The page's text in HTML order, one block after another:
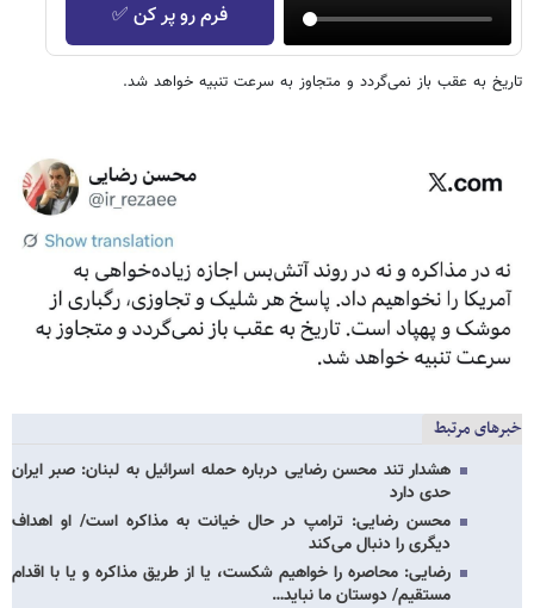
فرم رو پر کن ✅
تاریخ به عقب باز نمی‌گردد و متجاوز به سرعت تنبیه خواهد شد.
خبرهای مرتبط
هشدار تند محسن رضایی درباره حمله اسرائیل به لبنان: صبر ایران
حدی دارد
محسن رضایی: ترامپ در حال خیانت به مذاکره است/ او اهداف
دیگری را دنبال می‌کند
رضایی: محاصره را خواهیم شکست، یا از طریق مذاکره و یا با اقدام
مستقیم/ دوستان ما نباید…